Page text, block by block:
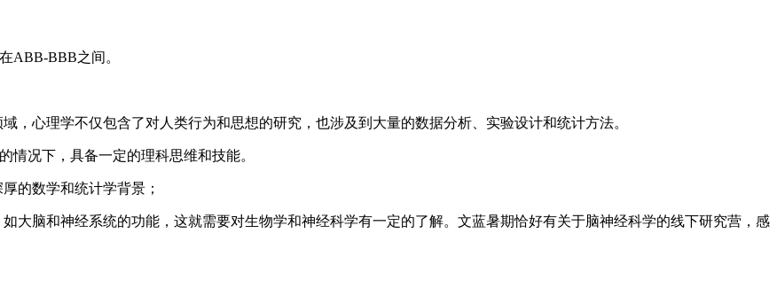
BBB之间。
心理学不仅包含了对人类行为和思想的研究，也涉及到大量的数据分析、实验设计和统计方法。
况下，具备一定的理科思维和技能。
的数学和统计学背景；
脑和神经系统的功能，这就需要对生物学和神经科学有一定的了解。文蓝暑期恰好有关于脑神经科学的线下研究营，感